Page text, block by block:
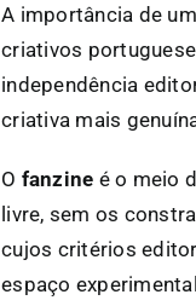
A importância de
criativos
independência
criativa mais
O fanzine é o meio
livre, sem os
cujos critérios
espaço